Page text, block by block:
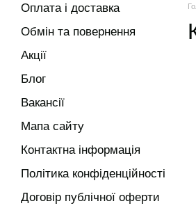
Оплата і доставка
Обмін та повернення
Акції
Блог
Вакансії
Мапа сайту
Контактна інформація
Політика конфіденційності
Договір публічної оферти